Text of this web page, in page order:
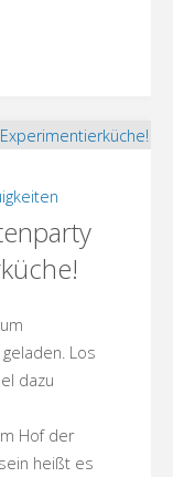
Los
dazu
Hof der
heißt es